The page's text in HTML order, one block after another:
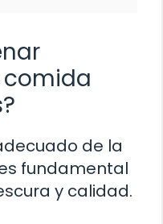
de la
fundamental
y calidad.